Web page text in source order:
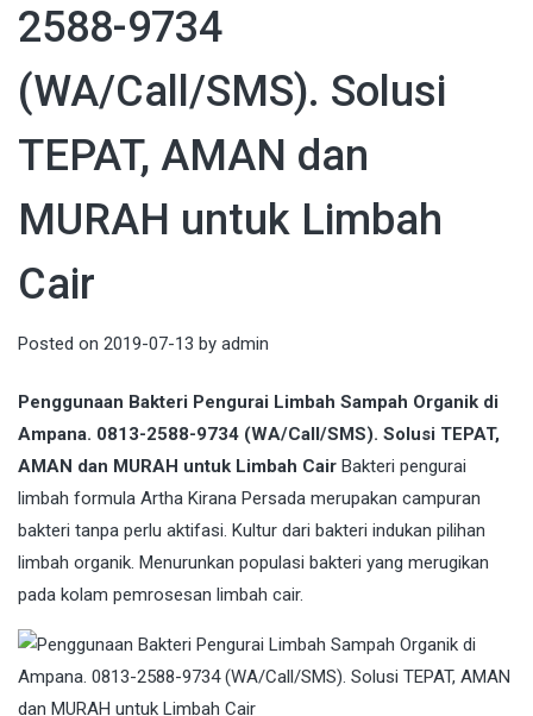
2588-9734
(WA/Call/SMS). Solusi
TEPAT, AMAN dan
MURAH untuk Limbah
Cair
Posted on 2019-07-13 by admin
Penggunaan Bakteri Pengurai Limbah Sampah Organik di
Ampana. 0813-2588-9734 (WA/Call/SMS). Solusi TEPAT,
AMAN dan MURAH untuk Limbah Cair Bakteri pengurai
limbah formula Artha Kirana Persada merupakan campuran
bakteri tanpa perlu aktifasi. Kultur dari bakteri indukan pilihan
limbah organik. Menurunkan populasi bakteri yang merugikan
pada kolam pemrosesan limbah cair.